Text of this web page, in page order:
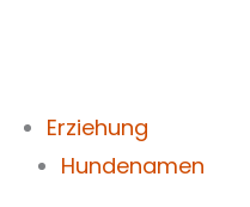
Erziehung
Hundenamen